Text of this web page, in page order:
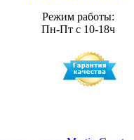
Режим работы:
Пн-Пт с 10-18ч